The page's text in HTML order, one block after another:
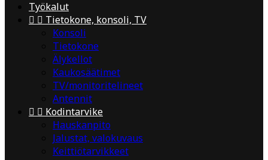
Työkalut
  Tietokone, konsoli, TV
Konsoli
Tietokone
Älykellot
Kaukosäätimet
TV/monitoritelineet
Antennit
  Kodintarvike
Hauskanpito
Jalustat, valokuvaus
Keittiötarvikkeet